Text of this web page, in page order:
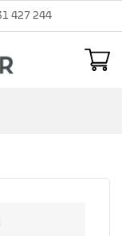
427 244